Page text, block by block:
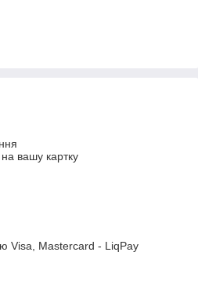
вашу картку
Visa, Mastercard - LiqPay